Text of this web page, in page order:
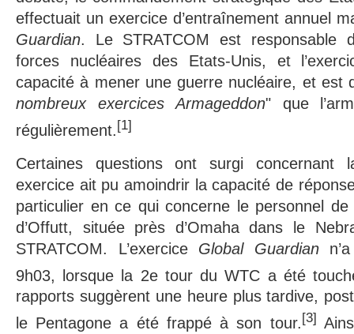
effectuait un exercice d’entraînement annuel
Guardian. Le STRATCOM est responsable
forces nucléaires des Etats-Unis, et
capacité à mener une guerre nucléaire, et est
nombreux exercices Armageddon" que
régulièrement.[1]
Certaines questions ont surgi concernant
exercice ait pu amoindrir la capacité de
particulier en ce qui concerne le personnel
d’Offutt, située près d’Omaha dans le
STRATCOM. L’exercice Global Guardiann’a
9h03, lorsque la 2e tour du WTC a été
rapports suggèrent une heure plus tardive,
le Pentagone a été frappé à son tour. [3]